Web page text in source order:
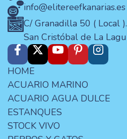
info@elitereefkanarias.es
C/ Granadilla 50 ( Local ).
San Cristóbal de La
HOME
ACUARIO MARINO
ACUARIO AGUA DULCE
ESTANQUES
STOCK VIVO